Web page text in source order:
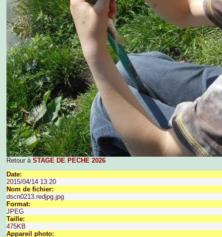
Retour à STAGE DE PECHE 2026
Date:
2015/04/14 13:20
Nom de fichier:
dscn0213.redjpg.jpg
Format:
JPEG
Taille:
475KB
Appareil photo: